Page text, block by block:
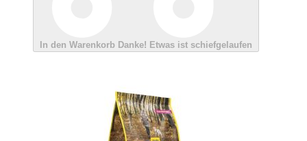
In den Warenkorb Danke! Etwas ist schiefgelaufen